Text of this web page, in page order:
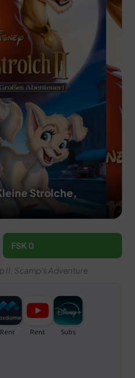
Strolche,
FSK 0
II: Scamp's Adventure